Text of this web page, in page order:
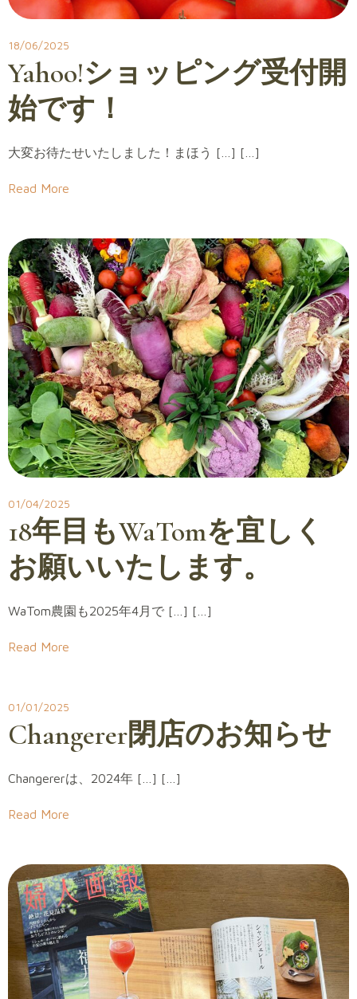
18/06/2025
Yahoo!ショッピング受付開
始です！
大変お待たせいたしました！まほう […] […]
Read More
01/04/2025
18年目もWaTomを宜しく
お願いいたします。
WaTom農園も2025年4月で […] […]
Read More
01/01/2025
Changerer閉店のお知らせ
Changererは、2024年 […] […]
Read More